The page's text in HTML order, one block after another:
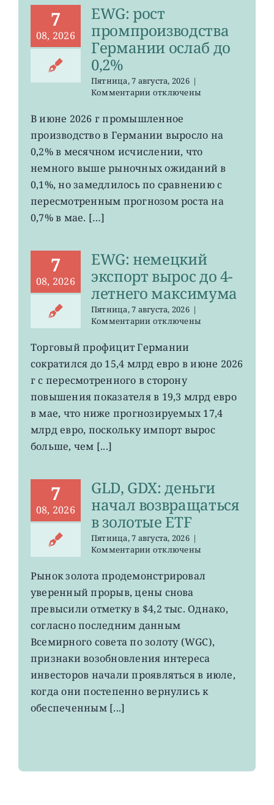
7
08, 2026
EWG: рост
промпроизводства
Германии ослаб до
0,2%
Пятница, 7 августа, 2026 |
Комментариик
EWG:
рост
промпроизводства
Германии
до
0,2%
отключены
В июне 2026 г промышленное
производство в Германии выросло на
0,2% в месячном исчислении, что
немного выше рыночных ожиданий в
0,1%, но замедлилось по сравнению с
пересмотренным прогнозом роста на
0,7% в мае. […]
7
08, 2026
EWG: немецкий
экспорт вырос до 4-
летнего максимума
Пятница, 7 августа, 2026 |
Комментариик
EWG:
немецкий
экспорт
вырос
4-
летнего
отключены
Торговый профицит Германии
сократился до 15,4 млрд евро в июне 2026
г с пересмотренного в сторону
повышения показателя в 19,3 млрд евро
в мае, что ниже прогнозируемых 17,4
млрд евро, поскольку импорт вырос
больше, чем [...]
7
08, 2026
GLD, GDX: деньги
начал возвращаться
в золотые ETF
Пятница, 7 августа, 2026 |
Комментариик
GLD,
GDX:
деньги
начал
в
золотые
отключены
Рынок золота продемонстрировал
уверенный прорыв, цены снова
превысили отметку в $4,2 тыс. Однако,
согласно последним данным
Всемирного совета по золоту (WGC),
признаки возобновления интереса
инвесторов начали проявляться в июле,
когда они постепенно вернулись к
обеспеченным [...]